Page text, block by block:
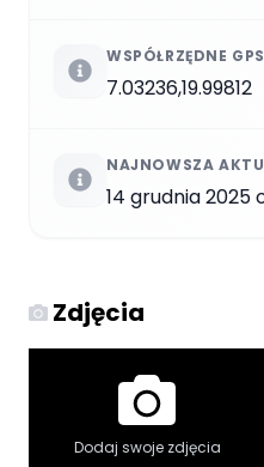
WSPÓŁRZĘDNE GPS
7.03236,19.99812
NAJNOWSZA
14 grudnia 2025
Zdjęcia
Dodaj swoje zdjęcia
Widok panoramiczny
Autor zdjęcia:
https://www.flickr.com/